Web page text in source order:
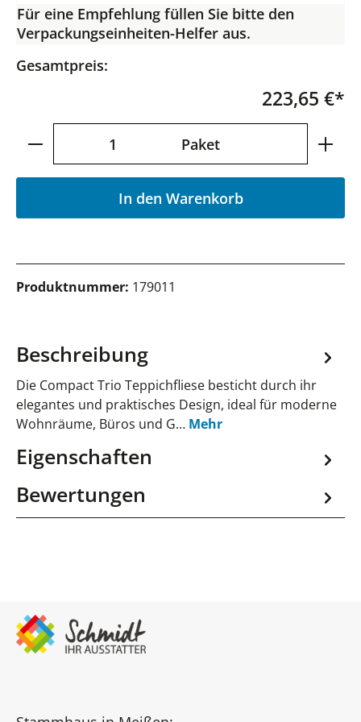
Für eine Empfehlung füllen Sie bitte den
Verpackungseinheiten-Helfer aus.
Gesamtpreis:
223,65 €*
Produkt Anzahl: Gib den gewünschten
Paket
In den Warenkorb
Produktnummer: 179011
Beschreibung
Die Compact Trio Teppichfliese besticht durch ihr
elegantes und praktisches Design, ideal für moderne
Wohnräume, Büros und G… Mehr
Eigenschaften
Bewertungen